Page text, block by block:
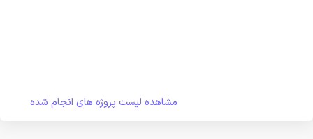
مشاهده لیست پروژه های انجام شده